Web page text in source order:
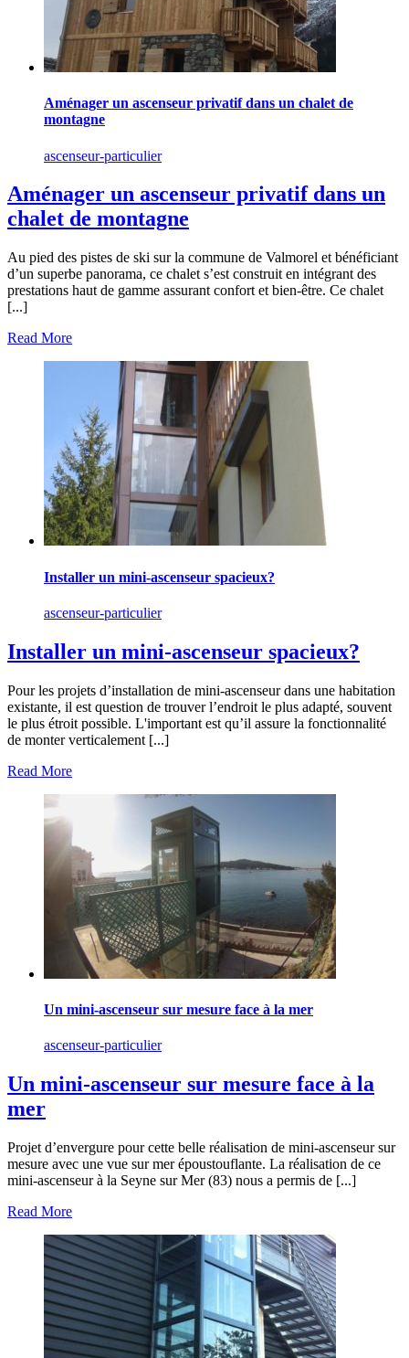
Aménager un ascenseur privatif dans un chalet de
montagne
ascenseur-particulier
Aménager un ascenseur privatif dans un
chalet de montagne
Au pied des pistes de ski sur la commune de Valmorel et bénéficiant
d’un superbe panorama, ce chalet s’est construit en intégrant des
prestations haut de gamme assurant confort et bien-être. Ce chalet
[...]
Read More
Installer un mini-ascenseur spacieux?
ascenseur-particulier
Installer un mini-ascenseur spacieux?
Pour les projets d’installation de mini-ascenseur dans une habitation
existante, il est question de trouver l’endroit le plus adapté, souvent
le plus étroit possible. L'important est qu’il assure la fonctionnalité
de monter verticalement [...]
Read More
Un mini-ascenseur sur mesure face à la mer
ascenseur-particulier
Un mini-ascenseur sur mesure face à la
mer
Projet d’envergure pour cette belle réalisation de mini-ascenseur sur
mesure avec une vue sur mer époustouflante. La réalisation de ce
mini-ascenseur à la Seyne sur Mer (83) nous a permis de [...]
Read More